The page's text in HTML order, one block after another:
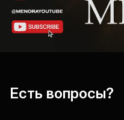
Есть вопросы?